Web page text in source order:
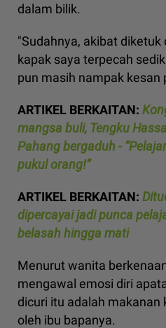
dalam bilik.
"Sudahnya, akibat diketuk
kapak saya terpecah
pun masih nampak kesan
ARTIKEL BERKAITAN:
mangsa buli, Tengku
Pahang bergaduh -
pukul orang!”
ARTIKEL BERKAITAN:
dipercayai jadi punca
belasah hingga mati
Menurut wanita
mengawal emosi diri
dicuri itu adalah makanan
oleh ibu bapanya.